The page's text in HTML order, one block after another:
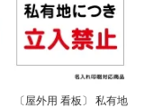
〔屋外用 看板〕 私有地